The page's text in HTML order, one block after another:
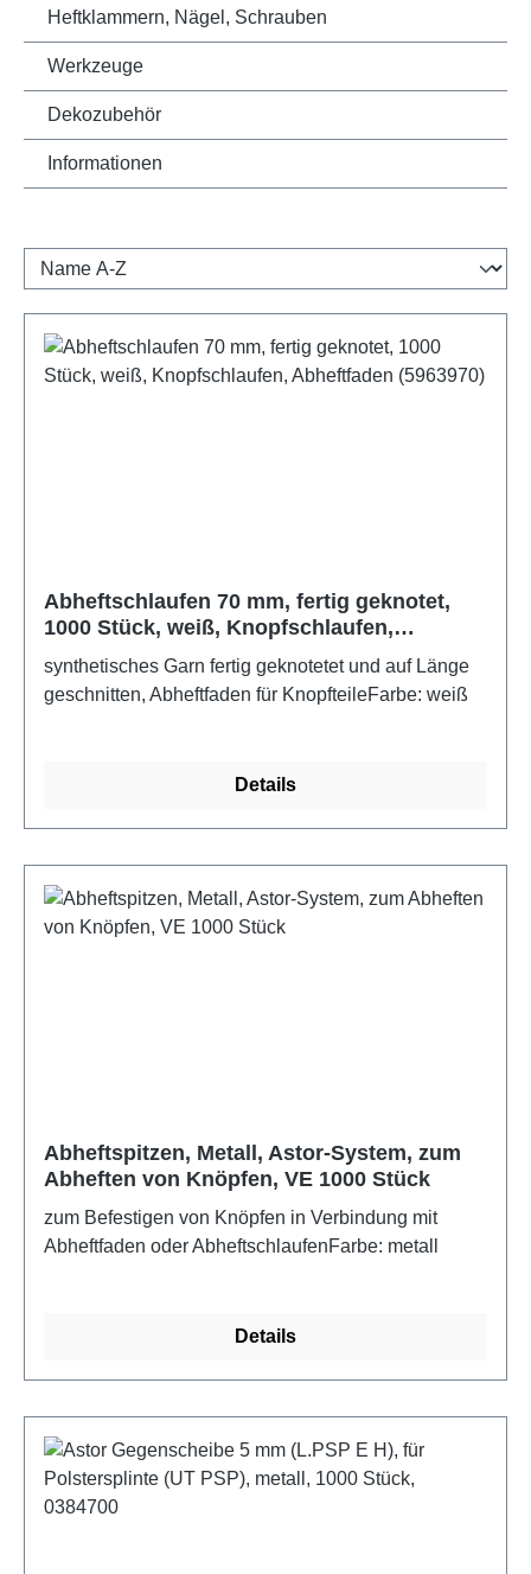
Heftklammern, Nägel, Schrauben
Werkzeuge
Dekozubehör
Informationen
Abheftschlaufen 70 mm, fertig geknotet,
1000 Stück, weiß, Knopfschlaufen,
Abheftfaden (5963970)
synthetisches Garn fertig geknotetet und auf Länge
geschnitten, Abheftfaden für KnopfteileFarbe: weiß
Details
Abheftspitzen, Metall, Astor-System, zum
Abheften von Knöpfen, VE 1000 Stück
zum Befestigen von Knöpfen in Verbindung mit
Abheftfaden oder AbheftschlaufenFarbe: metall
Details